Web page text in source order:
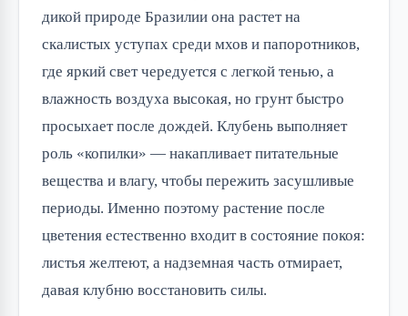
дикой природе Бразилии она растет на
скалистых уступах среди мхов и папоротников,
где яркий свет чередуется с легкой тенью, а
влажность воздуха высокая, но грунт быстро
просыхает после дождей. Клубень выполняет
роль «копилки» — накапливает питательные
вещества и влагу, чтобы пережить засушливые
периоды. Именно поэтому растение после
цветения естественно входит в состояние покоя:
листья желтеют, а надземная часть отмирает,
давая клубню восстановить силы.